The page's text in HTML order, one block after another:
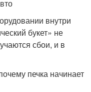
внутри
букет» не
сбои, и в
печка начинает